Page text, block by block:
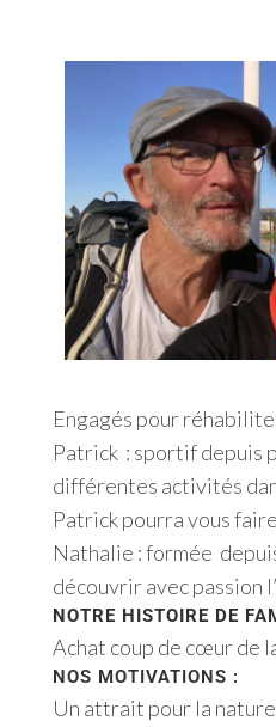
Engagés pour
Patrick : sportif depuis
différentes activités
Patrick pourra vous
Nathalie : formée
découvrir avec passion
NOTRE HISTOIRE DE
Achat coup de cœur de
NOS MOTIVATIONS :
Un attrait pour la